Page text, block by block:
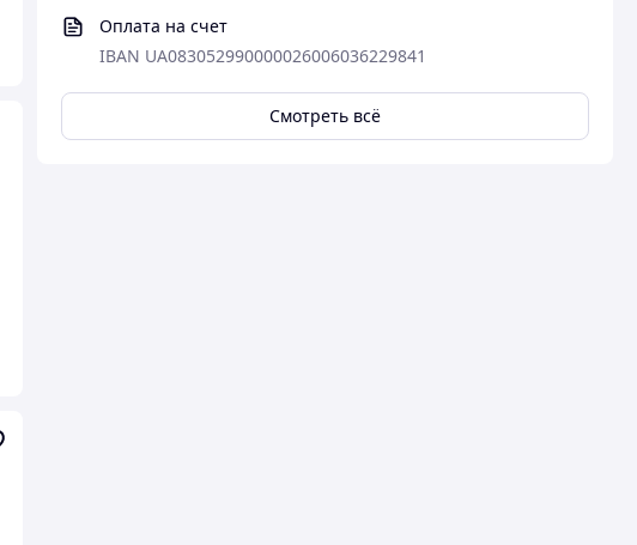
Оплата на счет
IBAN UA083052990000026006036229841
Смотреть всё